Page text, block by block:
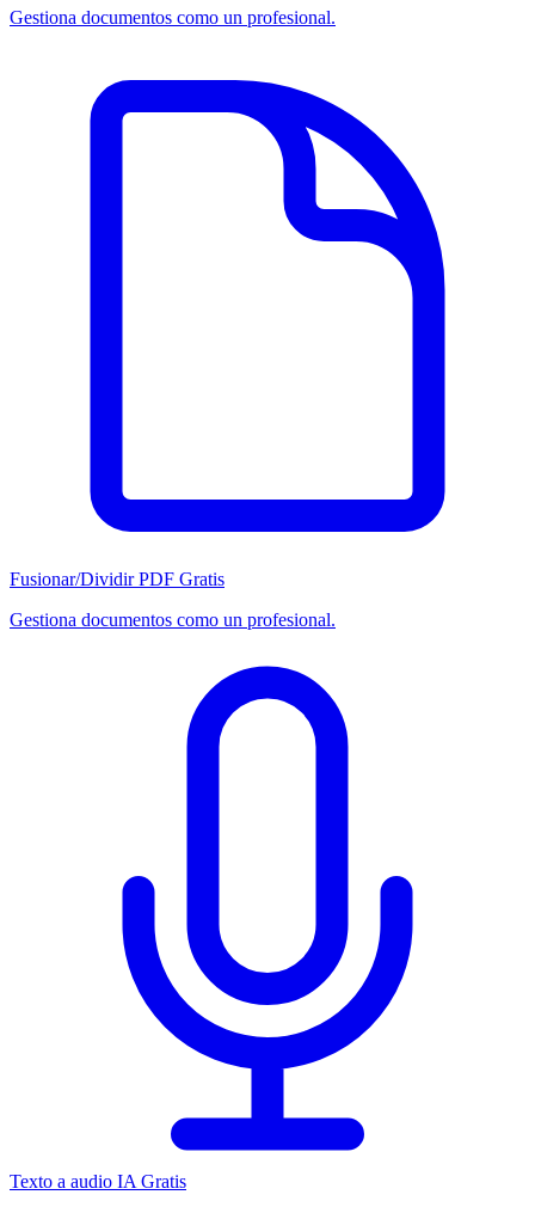
Gestiona documentos como un profesional.
Fusionar/Dividir PDF Gratis
Gestiona documentos como un profesional.
Texto a audio IA Gratis